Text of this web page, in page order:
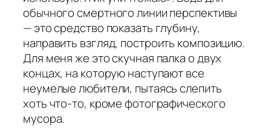
обычного смертного линии перспективы
— это средство показать глубину,
направить взгляд, построить композицию.
Для меня же это скучная палка о двух
концах, на которую наступают все
неумелые любители, пытаясь слепить
хоть что-то, кроме фотографического
мусора.